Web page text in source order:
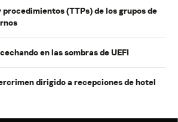
(TTPs) de los grupos de
en las sombras de UEFI
dirigido a recepciones de hotel